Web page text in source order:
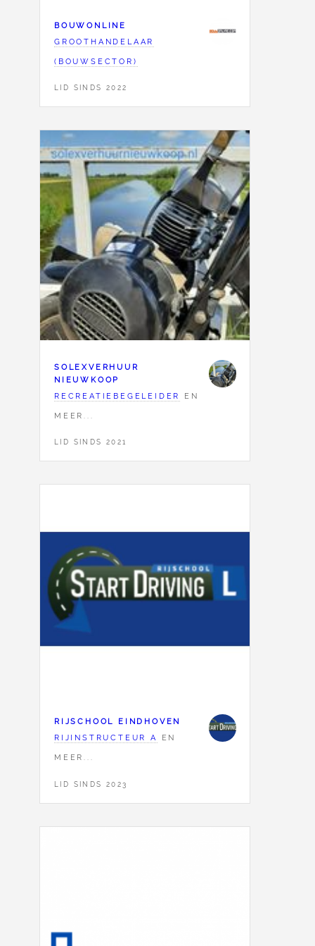
BOUWONLINE
GROOTHANDELAAR
(BOUWSECTOR)
LID SINDS 2022
SOLEXVERHUUR
NIEUWKOOP
RECREATIEBEGELEIDER
EN
MEER...
LID SINDS 2021
RIJSCHOOL EINDHOVEN
RIJINSTRUCTEUR A
EN
MEER...
LID SINDS 2023